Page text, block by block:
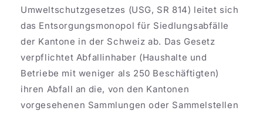
Umweltschutzgesetzes (USG, SR 814) leitet sich
das Entsorgungsmonopol für Siedlungsabfälle
der Kantone in der Schweiz ab. Das Gesetz
verpflichtet Abfallinhaber (Haushalte und
Betriebe mit weniger als 250 Beschäftigten)
ihren Abfall an die, von den Kantonen
vorgesehenen Sammlungen oder Sammelstellen